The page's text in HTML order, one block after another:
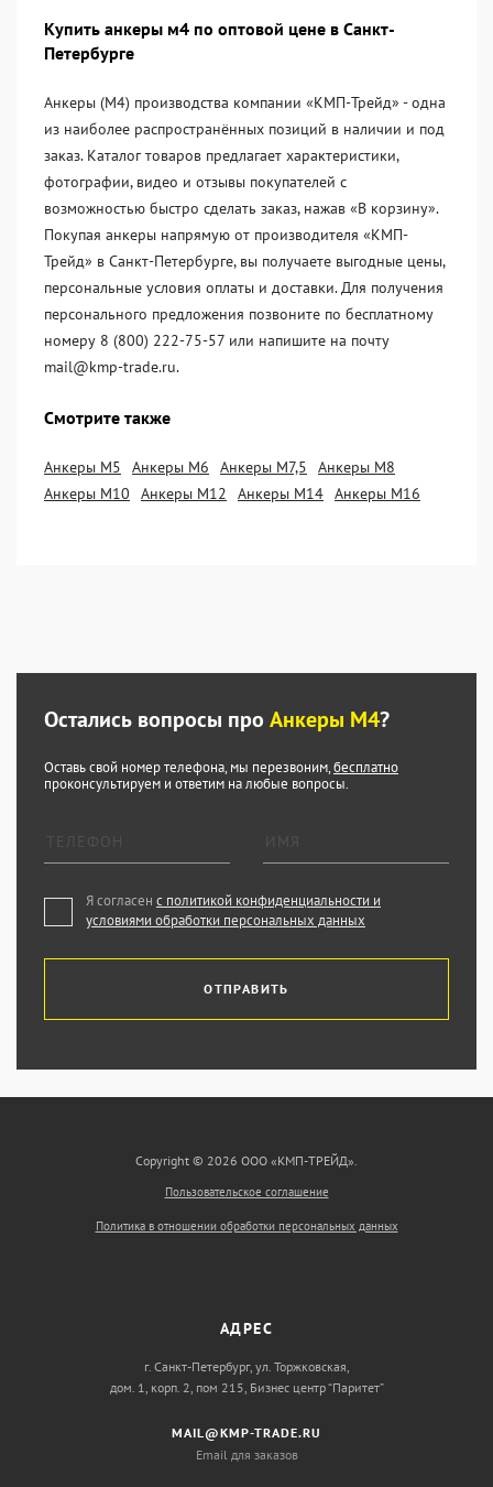
Купить анкеры м4 по оптовой цене в Санкт-
Петербурге
Анкеры (М4) производства компании «KМП-Трейд» - одна
из наиболее распространённых позиций в наличии и под
заказ. Каталог товаров предлагает характеристики,
фотографии, видео и отзывы покупателей с
возможностью быстро сделать заказ, нажав «В корзину».
Покупая анкеры напрямую от производителя «KМП-
Трейд» в Санкт-Петербурге, вы получаете выгодные цены,
персональные условия оплаты и доставки. Для получения
персонального предложения позвоните по бесплатному
номеру 8 (800) 222-75-57 или напишите на почту
mail@kmp-trade.ru.
Смотрите также
Анкеры М5 Анкеры М6 Анкеры М7,5
Анкеры М8
Анкеры М10
Анкеры М12 Анкеры М14 Анкеры М16
Остались вопросы про Анкеры М4?
Оставь свой номер телефона, мы перезвоним,бесплатно
проконсультируем и ответим на любые вопросы.
Я согласен с политикой конфиденциальности и
условиями обработки персональных данных
ОТПРАВИТЬ
Copyright © 2026 ООО «КМП-ТРЕЙД».
Пользовательское соглашение
Политика в отношении обработки персональных данных
АДРЕС
г. Санкт-Петербург, ул. Торжковская,
дом. 1, корп. 2, пом 215, Бизнес центр “Паритет”
MAIL@KMP-TRADE.RU
Email для заказов